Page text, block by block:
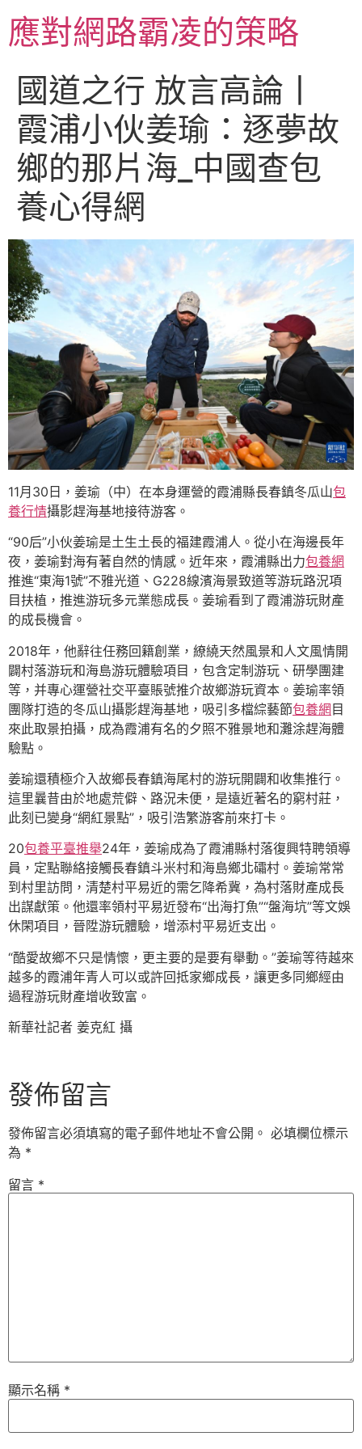
主應對網路霸凌的策略
國道之行 放言高論丨
霞浦小伙姜瑜：逐夢故
鄉的那片海_中國查包
養心得網
11月30日，姜瑜（中）在本身運營的霞浦縣長春鎮冬瓜山包
養行情攝影趕海基地接待游客。
“90后”小伙姜瑜是土生土長的福建霞浦人。從小在海邊長年
夜，姜瑜對海有著自然的情感。近年來，霞浦縣出力包養網
推進“東海1號”不雅光道、G228線濱海景致道等游玩路況項
目扶植，推進游玩多元業態成長。姜瑜看到了霞浦游玩財產
的成長機會。
2018年，他辭往任務回籍創業，繚繞天然風景和人文風情開
闢村落游玩和海島游玩體驗項目，包含定制游玩、研學團建
等，并專心運營社交平臺賬號推介故鄉游玩資本。姜瑜率領
團隊打造的冬瓜山攝影趕海基地，吸引多檔綜藝節包養網目
來此取景拍攝，成為霞浦有名的夕照不雅景地和灘涂趕海體
驗點。
姜瑜還積極介入故鄉長春鎮海尾村的游玩開闢和收集推行。
這里曩昔由於地處荒僻、路況未便，是遠近著名的窮村莊，
此刻已變身“網紅景點”，吸引浩繁游客前來打卡。
20包養平臺推舉24年，姜瑜成為了霞浦縣村落復興特聘領導
員，定點聯絡接觸長春鎮斗米村和海島鄉北礵村。姜瑜常常
到村里訪問，清楚村平易近的需乞降希冀，為村落財產成長
出謀獻策。他還率領村平易近發布“出海打魚”“盤海坑”等文娛
休閑項目，晉陞游玩體驗，增添村平易近支出。
“酷愛故鄉不只是情懷，更主要的是要有舉動。”姜瑜等待越來
越多的霞浦年青人可以或許回抵家鄉成長，讓更多同鄉經由
過程游玩財產增收致富。
新華社記者 姜克紅 攝
發佈留言
發佈留言必須填寫的電子郵件地址不會公開。 必填欄位標示
為 *
留言 *
顯示名稱 *